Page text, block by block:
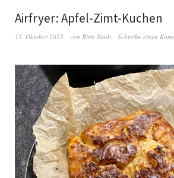
Airfryer: Apfel-Zimt-Kuchen
15. Oktober 2022 von Birte Sindt Schreibe einen